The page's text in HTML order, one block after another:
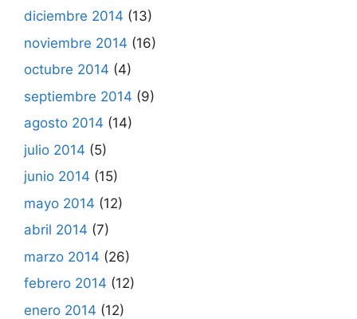
diciembre 2014 (13)
noviembre 2014 (16)
octubre 2014 (4)
septiembre 2014 (9)
agosto 2014 (14)
julio 2014 (5)
junio 2014 (15)
mayo 2014 (12)
abril 2014 (7)
marzo 2014 (26)
febrero 2014 (12)
enero 2014 (12)